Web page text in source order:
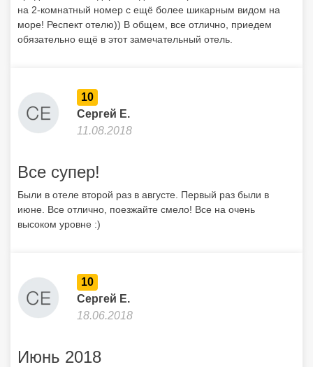
на 2-комнатный номер с ещё более шикарным видом на
море! Респект отелю)) В общем, все отлично, приедем
обязательно ещё в этот замечательный отель.
10
Сергей Е.
11.08.2018
Все супер!
Были в отеле второй раз в августе. Первый раз были в
июне. Все отлично, поезжайте смело! Все на очень
высоком уровне :)
10
Сергей Е.
18.06.2018
Июнь 2018